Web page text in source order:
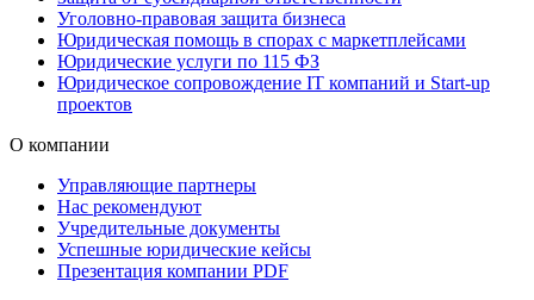
Уголовно-правовая защита бизнеса
Юридическая помощь в спорах с маркетплейсами
Юридические услуги по 115 ФЗ
Юридическое сопровождение IT компаний и Start-up
проектов
О компании
Управляющие партнеры
Нас рекомендуют
Учредительные документы
Успешные юридические кейсы
Презентация компании PDF